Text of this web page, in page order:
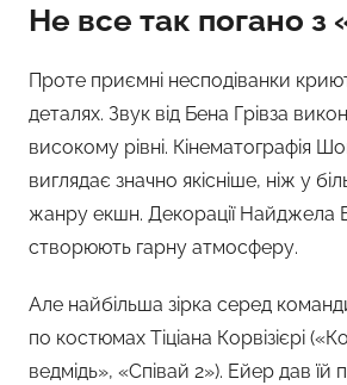
Не все так погано з
Проте приємні несподіванки
деталях. Звук від Бена Грівза
високому рівні. Кінематографія
виглядає значно якісніше, ніж у
жанру екшн. Декорації Найджела
створюють гарну атмосферу.
Але найбільша зірка серед
по костюмах Тіціана Корвізієрі
ведмідь», «Співай 2»). Ейер дав їй